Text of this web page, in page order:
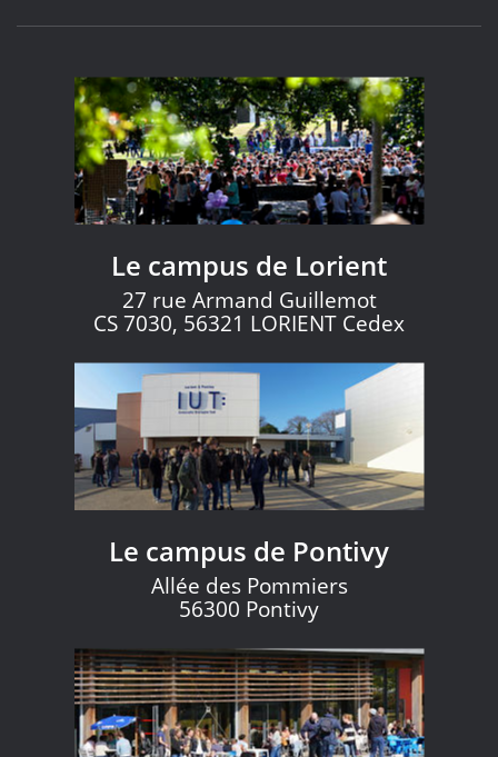
Le campus de Lorient
27 rue Armand Guillemot
CS 7030, 56321 LORIENT Cedex
Le campus de Pontivy
Allée des Pommiers
56300 Pontivy